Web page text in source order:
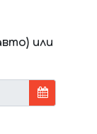
или